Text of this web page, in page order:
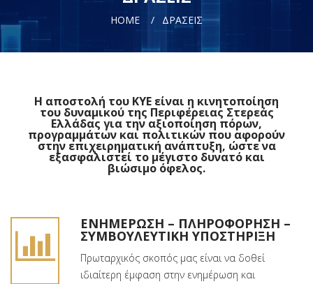
HOME ΔΡΆΣΕΙΣ
Η αποστολή του ΚΥΕ είναι η κινητοποίηση
του δυναμικού της Περιφέρειας Στερεάς
Ελλάδας για την αξιοποίηση πόρων,
προγραμμάτων και πολιτικών που αφορούν
στην επιχειρηματική ανάπτυξη, ώστε να
εξασφαλιστεί το μέγιστο δυνατό και
βιώσιμο όφελος.
ΕΝΗΜΈΡΩΣΗ – ΠΛΗΡΟΦΌΡΗΣΗ –
ΣΥΜΒΟΥΛΕΥΤΙΚΉ ΥΠΟΣΤΉΡΙΞΗ
Πρωταρχικός σκοπός μας είναι να δοθεί
ιδιαίτερη έμφαση στην ενημέρωση και